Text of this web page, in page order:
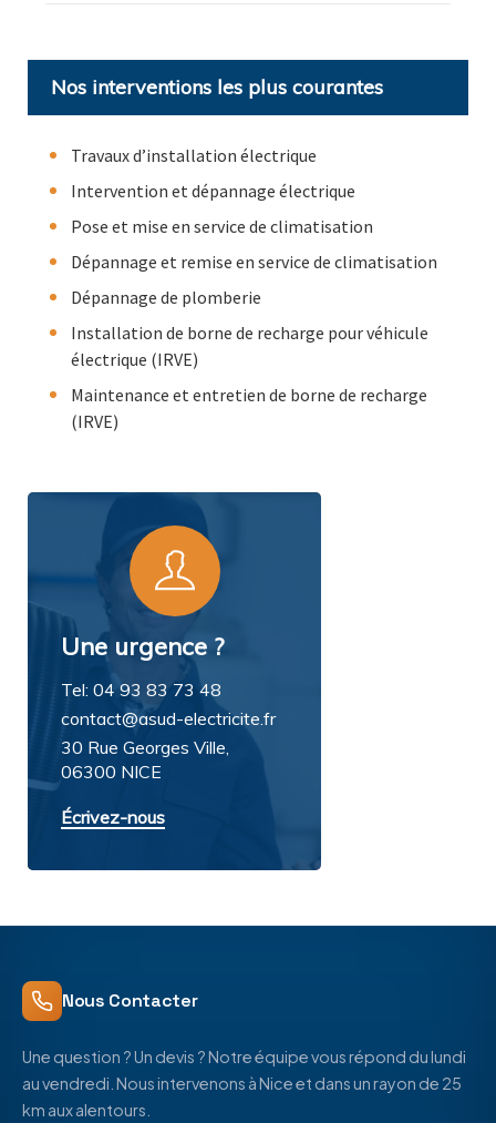
Nos interventions les plus courantes
Travaux d’installation électrique
Intervention et dépannage électrique
Pose et mise en service de climatisation
Dépannage et remise en service de climatisation
Dépannage de plomberie
Installation de borne de recharge pour véhicule
électrique (IRVE)
Maintenance et entretien de borne de recharge
(IRVE)
Une urgence ?
Tel: 04 93 83 73 48
contact@asud-electricite.fr
30 Rue Georges Ville,
06300 NICE
Écrivez-nous
Nous Contacter
Une question ? Un devis ? Notre équipe vous répond du lundi
au vendredi. Nous intervenons à Nice et dans un rayon de 25
km aux alentours.